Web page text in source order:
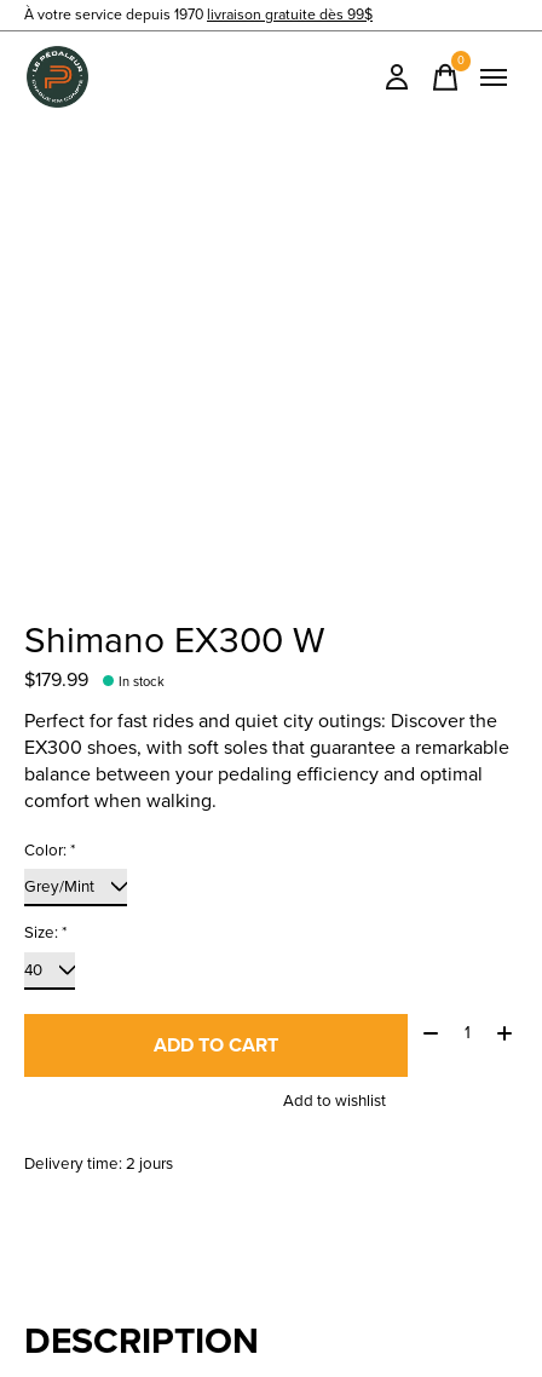
À votre service depuis 1970 livraison gratuite dès 99$
0items
Shimano EX300 W
$179.99 In stock
Perfect for fast rides and quiet city outings: Discover the
EX300 shoes, with soft soles that guarantee a remarkable
balance between your pedaling efficiency and optimal
comfort when walking.
Color:*
Size:*
ADD TO CART
Quantity:
Add to wishlist
Delivery time: 2 jours
DESCRIPTION